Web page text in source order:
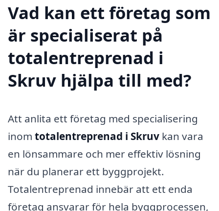
Vad kan ett företag som
är specialiserat på
totalentreprenad i
Skruv hjälpa till med?
Att anlita ett företag med specialisering
inom totalentreprenad i Skruv kan vara
en lönsammare och mer effektiv lösning
när du planerar ett byggprojekt.
Totalentreprenad innebär att ett enda
företag ansvarar för hela byggprocessen,